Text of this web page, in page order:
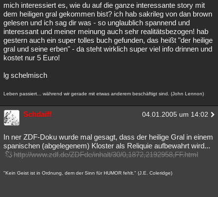
mich interessiert es, wie du auf die ganze interessante story mit
dem heiligen gral gekommen bist? ich hab sakrileg von dan brown
gelesen und ich sag dir was - so unglaublich spannend und
interessant und meiner meinung auch sehr realitätsbezogen! hab
gestern auch ein super tolles buch gefunden, das heißt "der heilige
gral und seine erben" - da steht wirklich super viel info drinnen und
kostet nur 5 Euro!
lg schelmisch
Leben passiert... während wir gerade mit etwas anderem beschäftigt sind. (John Lennon)
Schdaiff 04.01.2005 um 14:02
In ner ZDF-Doku wurde mal gesagt, dass der heilige Gral in einem
spanischen (abgelegenem) Kloster als Reliquie aufbewahrt wird...
http://www.zdf.de/ZDFde/inhalt/30/0,1872,2192958,FF.html
"Kein Geist ist in Ordnung, dem der Sinn für HUMOR fehlt." (J.E. Coleridge)